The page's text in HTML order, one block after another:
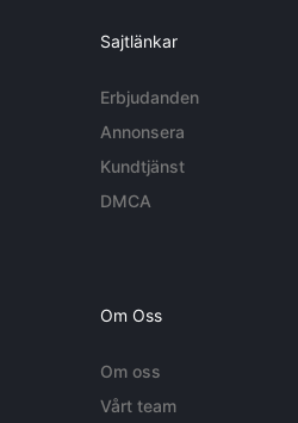
Sajtlänkar
Erbjudanden
Annonsera
Kundtjänst
DMCA
Om Oss
Om oss
Vårt team